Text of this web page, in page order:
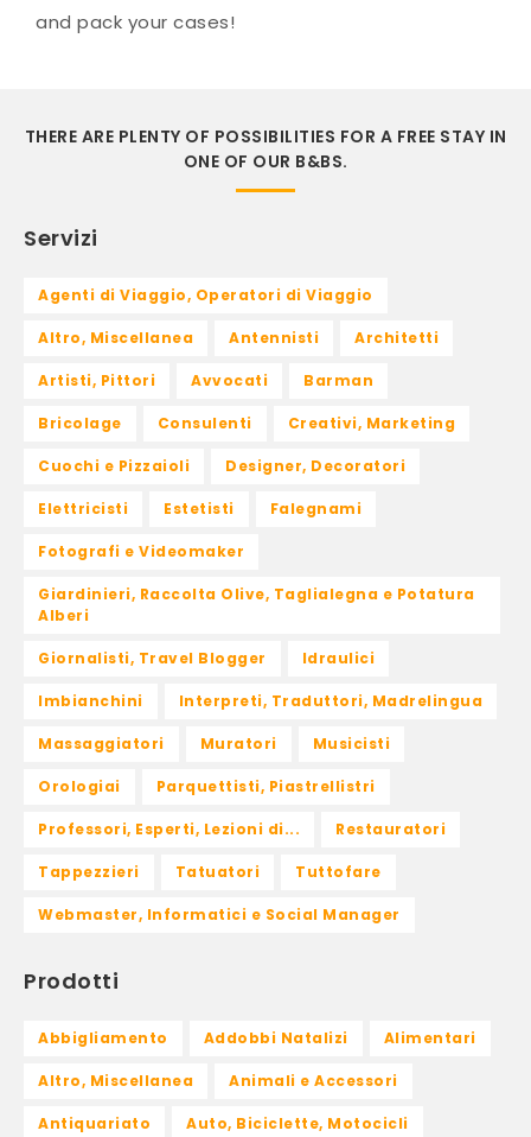
and pack your cases!
THERE ARE PLENTY OF POSSIBILITIES FOR A FREE STAY IN
ONE OF OUR B&BS.
Servizi
Agenti di Viaggio, Operatori di Viaggio
Altro, Miscellanea Antennisti Architetti
Artisti, Pittori Avvocati Barman
Bricolage Consulenti Creativi, Marketing
Cuochi e Pizzaioli Designer, Decoratori
Elettricisti Estetisti Falegnami
Fotografi e Videomaker
Giardinieri, Raccolta Olive, Taglialegna e Potatura
Alberi
Giornalisti, Travel Blogger Idraulici
Imbianchini Interpreti, Traduttori, Madrelingua
Massaggiatori Muratori Musicisti
Orologiai Parquettisti, Piastrellistri
Professori, Esperti, Lezioni di... Restauratori
Tappezzieri Tatuatori Tuttofare
Webmaster, Informatici e Social Manager
Prodotti
Abbigliamento Addobbi Natalizi Alimentari
Altro, Miscellanea Animali e Accessori
Antiquariato Auto, Biciclette, Motocicli